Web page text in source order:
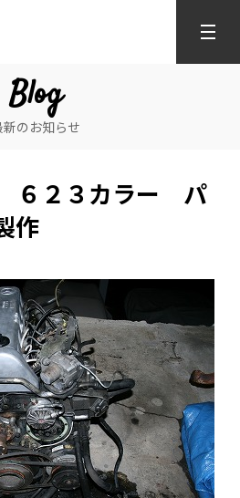
Blog
新のお知らせ
６２３カラー パ
作